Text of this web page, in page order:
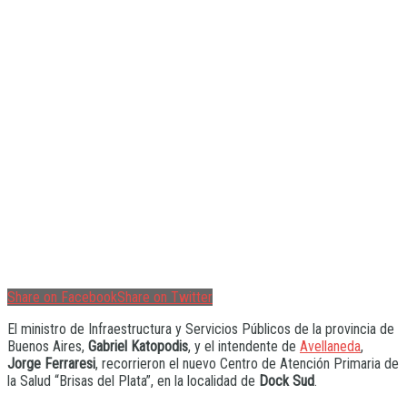
Share on FacebookShare on Twitter
El ministro de Infraestructura y Servicios Públicos de la provincia de
Buenos Aires, Gabriel Katopodis, y el intendente de Avellaneda,
Jorge Ferraresi, recorrieron el nuevo Centro de Atención Primaria de
la Salud “Brisas del Plata”, en la localidad de Dock Sud.